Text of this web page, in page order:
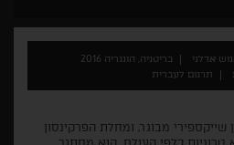
אדלני
בריטניה, הונגריה 2016
תרגום לעברית
מבוגר, ומחלת הפרקינסון